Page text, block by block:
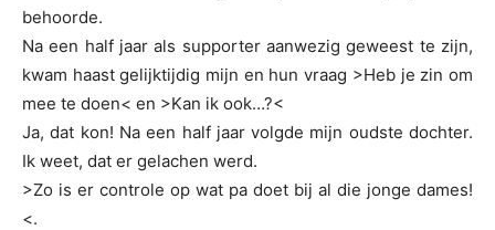
behoorde.
Na een half jaar als supporter aanwezig geweest te zijn,
kwam haast gelijktijdig mijn en hun vraag >Heb je zin om
mee te doen< en >Kan ik ook…?<
Ja, dat kon! Na een half jaar volgde mijn oudste dochter.
Ik weet, dat er gelachen werd.
>Zo is er controle op wat pa doet bij al die jonge dames!
<.